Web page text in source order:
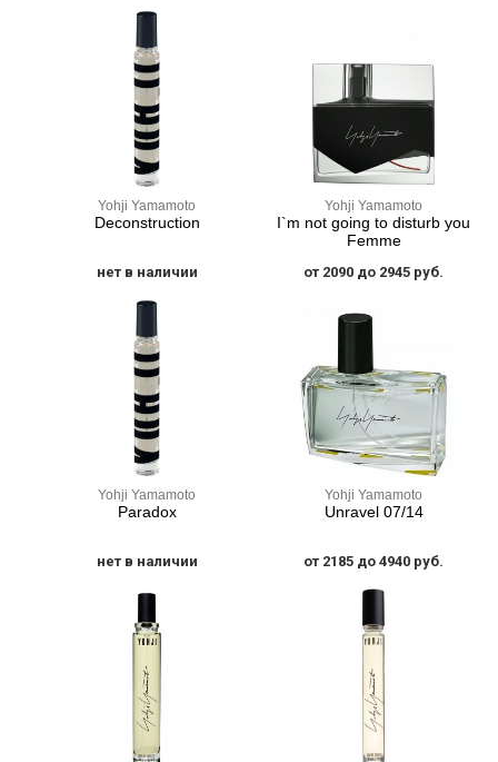
Yohji Yamamoto
Deconstruction
нет в наличии
Yohji Yamamoto
I`m not going to disturb you
Femme
от 2090 до 2945 руб.
Yohji Yamamoto
Paradox
нет в наличии
Yohji Yamamoto
Unravel 07/14
от 2185 до 4940 руб.